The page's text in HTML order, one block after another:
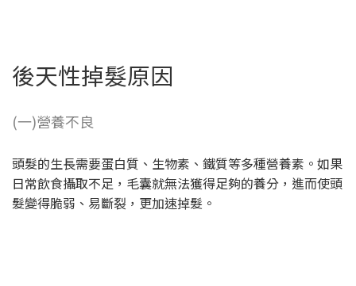
後天性掉髮原因
(一)營養不良
頭髮的生長需要蛋白質、生物素、鐵質等多種營養素。如果
日常飲食攝取不足，毛囊就無法獲得足夠的養分，進而使頭
髮變得脆弱、易斷裂，更加速掉髮。